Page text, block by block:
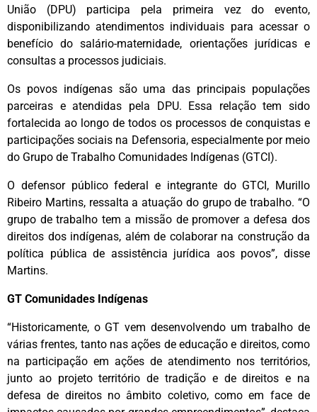
União (DPU) participa pela primeira vez do evento,
disponibilizando atendimentos individuais para acessar o
benefício do salário-maternidade, orientações jurídicas e
consultas a processos judiciais.
Os povos indígenas são uma das principais populações
parceiras e atendidas pela DPU. Essa relação tem sido
fortalecida ao longo de todos os processos de conquistas e
participações sociais na Defensoria, especialmente por meio
do Grupo de Trabalho Comunidades Indígenas (GTCI).
O defensor público federal e integrante do GTCI, Murillo
Ribeiro Martins, ressalta a atuação do grupo de trabalho. “O
grupo de trabalho tem a missão de promover a defesa dos
direitos dos indígenas, além de colaborar na construção da
política pública de assistência jurídica aos povos”, disse
Martins.
GT Comunidades Indígenas
“Historicamente, o GT vem desenvolvendo um trabalho de
várias frentes, tanto nas ações de educação e direitos, como
na participação em ações de atendimento nos territórios,
junto ao projeto território de tradição e de direitos e na
defesa de direitos no âmbito coletivo, como em face de